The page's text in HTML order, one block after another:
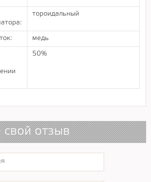
тороидальный
медь
50%
свой отзыв